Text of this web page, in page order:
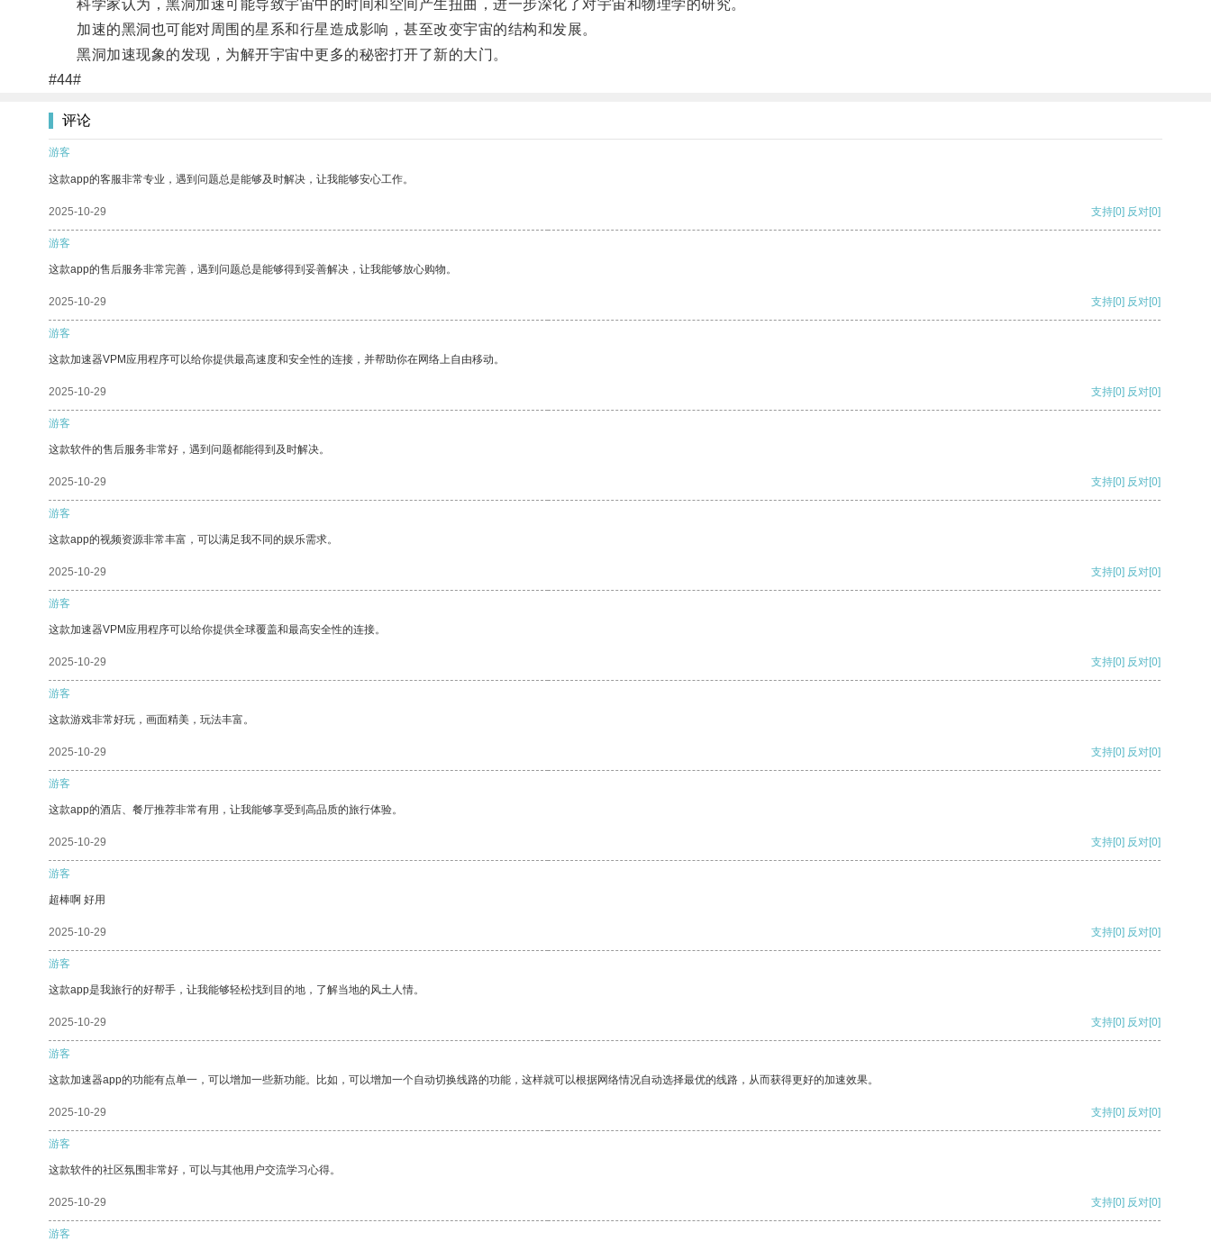
科学家认为，黑洞加速可能导致宇宙中的时间和空间产生扭曲，进一步深化了对宇宙和物理学的研究。
加速的黑洞也可能对周围的星系和行星造成影响，甚至改变宇宙的结构和发展。
黑洞加速现象的发现，为解开宇宙中更多的秘密打开了新的大门。
#44#
评论
游客
这款app的客服非常专业，遇到问题总是能够及时解决，让我能够安心工作。
2025-10-29 支持[0] 反对[0]
游客
这款app的售后服务非常完善，遇到问题总是能够得到妥善解决，让我能够放心购物。
2025-10-29 支持[0] 反对[0]
游客
这款加速器VPM应用程序可以给你提供最高速度和安全性的连接，并帮助你在网络上自由移动。
2025-10-29 支持[0] 反对[0]
游客
这款软件的售后服务非常好，遇到问题都能得到及时解决。
2025-10-29 支持[0] 反对[0]
游客
这款app的视频资源非常丰富，可以满足我不同的娱乐需求。
2025-10-29 支持[0] 反对[0]
游客
这款加速器VPM应用程序可以给你提供全球覆盖和最高安全性的连接。
2025-10-29 支持[0] 反对[0]
游客
这款游戏非常好玩，画面精美，玩法丰富。
2025-10-29 支持[0] 反对[0]
游客
这款app的酒店、餐厅推荐非常有用，让我能够享受到高品质的旅行体验。
2025-10-29 支持[0] 反对[0]
游客
超棒啊 好用
2025-10-29 支持[0] 反对[0]
游客
这款app是我旅行的好帮手，让我能够轻松找到目的地，了解当地的风土人情。
2025-10-29 支持[0] 反对[0]
游客
这款加速器app的功能有点单一，可以增加一些新功能。比如，可以增加一个自动切换线路的功能，这样就可以根据网络情况自动选择最优的线路，从而获得更好的加速效果。
2025-10-29 支持[0] 反对[0]
游客
这款软件的社区氛围非常好，可以与其他用户交流学习心得。
2025-10-29 支持[0] 反对[0]
游客